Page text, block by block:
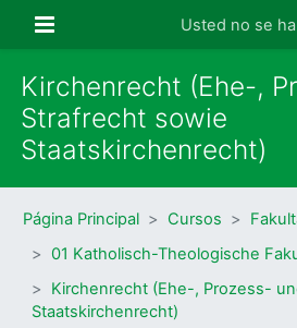
Panel lateralUsted no se
Kirchenrecht (Ehe-,
Strafrecht sowie
Staatskirchenrecht)
Página Principal Cursos
01 Katholisch-Theologische
Kirchenrecht (Ehe-, Prozess-
Staatskirchenrecht)